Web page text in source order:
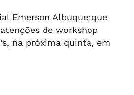
Emerson Albuquerque
de workshop
na próxima quinta, em